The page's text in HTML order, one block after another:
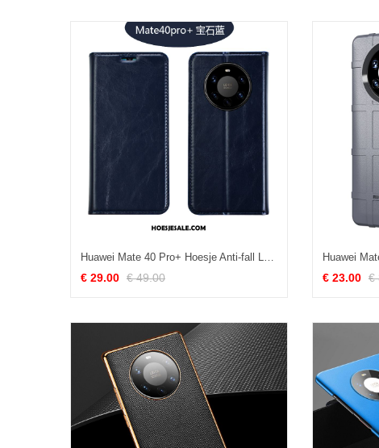
Huawei Mate 40 Pro+ Hoesje Anti-fall Luxe Echt Leer Bescherming All Inclusive Sale
€ 29.00 € 49.00 € 23.00 €